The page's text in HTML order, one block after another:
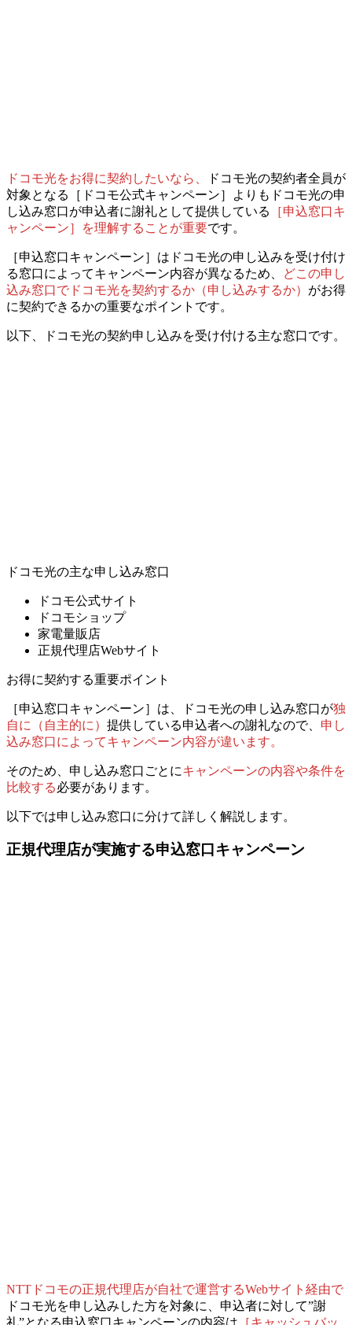
ドコモ光をお得に契約したいなら、
ドコモ光の契約者全員が
対象となる［ドコモ公式キャンペーン］よりも ドコモ光の申
し込み窓口が申込者に謝礼として提供している
［申込窓口キ
ャンペーン］を理解することが重要です。
［申込窓口キャンペーン］はドコモ光の申し込みを受け付け
る窓口によってキャンペーン内容が異なるため、
どこの申し
込み窓口でドコモ光を契約するか（申し込みするか） がお得
に契約できるかの重要なポイントです。
以下、ドコモ光の契約申し込みを受け付ける主な窓口です。
ドコモ光の主な申し込み窓口
ドコモ公式サイト
ドコモショップ
家電量販店
正規代理店Webサイト
お得に契約する重要ポイント
［申込窓口キャンペーン］は、 ドコモ光の申し込み窓口が独
自に（自主的に） 提供している申込者への謝礼なので、 申し
込み窓口によってキャンペーン内容が違います。
そのため、 申し込み窓口ごとにキャンペーンの内容や条件を
比較する必要があります。
以下では申し込み窓口に分けて詳しく解説します。
正規代理店が実施する申込窓口キャンペーン
NTTドコモの正規代理店が自社で運営するWebサイト経由で
ドコモ光を申し込みした方を対象に、 申込者に対して”謝
礼”となる申込窓口キャンペーンの内容は ［キャッシュバッ